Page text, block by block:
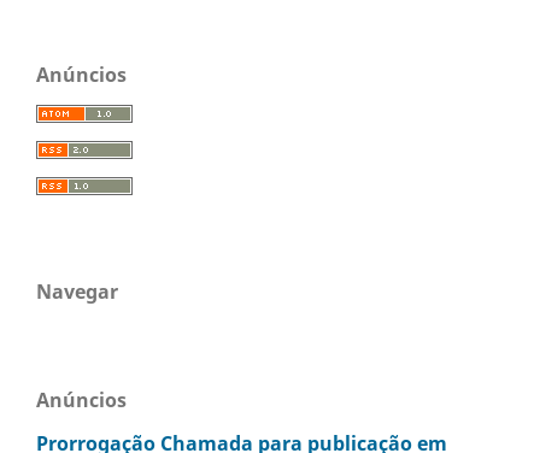
Anúncios
Navegar
Anúncios
Prorrogação Chamada para publicação em